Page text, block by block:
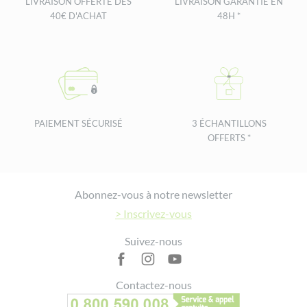
40€ D'ACHAT
48H *
PAIEMENT SÉCURISÉ
3 ÉCHANTILLONS
OFFERTS *
Abonnez-vous à notre newsletter
> Inscrivez-vous
Suivez-nous
Contactez-nous